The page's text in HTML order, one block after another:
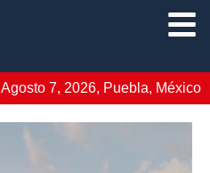
Agosto 7, 2026, Puebla, México